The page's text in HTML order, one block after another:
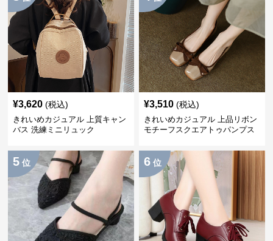
¥3,620 (税込)
きれいめカジュアル 上質キャン
バス 洗練ミニリュック
¥3,510 (税込)
きれいめカジュアル 上品リボン
モチーフスクエアトゥパンプス
5 位 6 位